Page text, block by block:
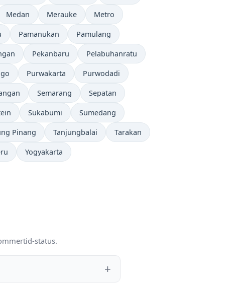
Medan Merauke Metro
Pamanukan Pamulang
Pekanbaru Pelabuhanratu
Purwakarta Purwodadi
Semarang Sepatan
Sukabumi Sumedang
Pinang Tanjungbalai Tarakan
Yogyakarta
status.